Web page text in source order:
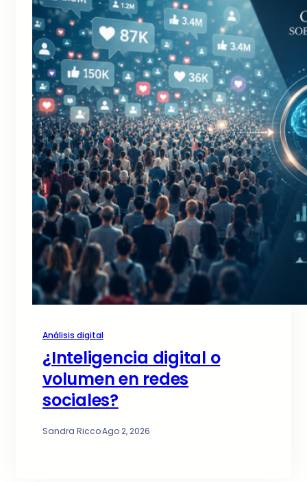
Análisis digital
¿Inteligencia digital o
volumen en redes
sociales?
Sandra Ricco·Ago 2, 2026